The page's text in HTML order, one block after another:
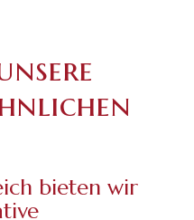
bieten wir